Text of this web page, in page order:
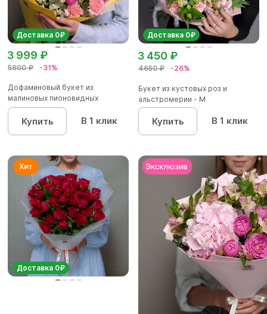
Доставка 0₽
5800 ₽ -31%
3 999 ₽
Дофаминовый букет из
малиновых пионовидных
кустовых роз...
Купить В 1 клик
Доставка 0₽
4650 ₽ -26%
3 450 ₽
Букет из кустовых роз и
альстромерии - М
Купить В 1 клик
Доставка 0₽